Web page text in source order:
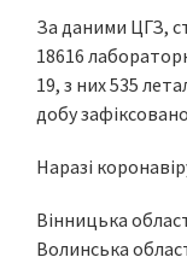
За даними ЦГЗ,
18616
19, з них 535
добу
Наразі
Вінницька
Волинська